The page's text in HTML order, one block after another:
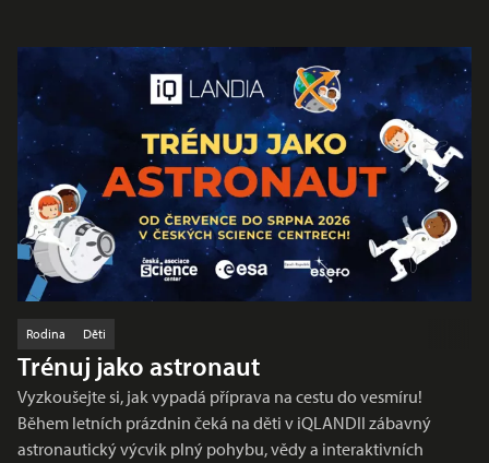
Rodina Děti
Trénuj jako astronaut
Vyzkoušejte si, jak vypadá příprava na cestu do vesmíru!
Během letních prázdnin čeká na děti v iQLANDII zábavný
astronautický výcvik plný pohybu, vědy a interaktivních